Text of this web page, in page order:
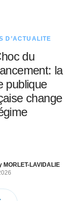
D’ACTUALITÉ
du
la
publique
change
MORLET-LAVIDALIE